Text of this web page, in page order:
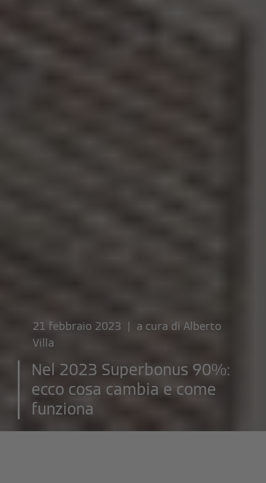
21 febbraio 2023 | a cura di Alberto
Villa
Nel 2023 Superbonus 90%:
ecco cosa cambia e come
funziona